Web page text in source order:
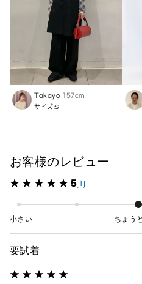
Takayo 157cm
サイズ:S
お客様のレビュー
5(1)
小さい ちょう
要試着